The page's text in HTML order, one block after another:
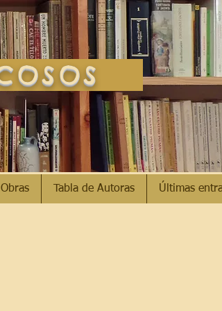
Tabla de Autoras Últimas